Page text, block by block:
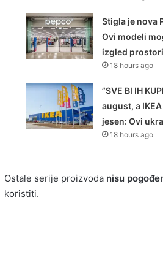
Stigla je nova
Ovi modeli
izgled
18 hours ago
”SVE BI IH
august, a
jesen: Ovi
18 hours ago
Ostale serije proizvoda nisu
koristiti.